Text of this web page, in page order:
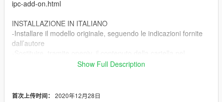
ipc-add-on.html
INSTALLAZIONE IN ITALIANO
-Installare il modello originale, seguendo le indicazioni fornite
dall’autore
Show Full Description
首次上传时间： 2020年12月28日